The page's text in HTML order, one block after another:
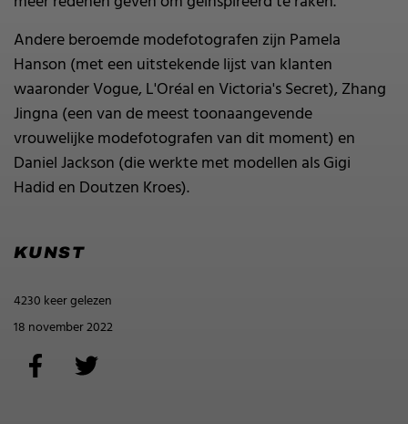
Andere beroemde modefotografen zijn Pamela
Hanson (met een uitstekende lijst van klanten
waaronder Vogue, L'Oréal en Victoria's Secret), Zhang
Jingna (een van de meest toonaangevende
vrouwelijke modefotografen van dit moment) en
Daniel Jackson (die werkte met modellen als Gigi
Hadid en Doutzen Kroes).
KUNST
4230 keer gelezen
18 november 2022